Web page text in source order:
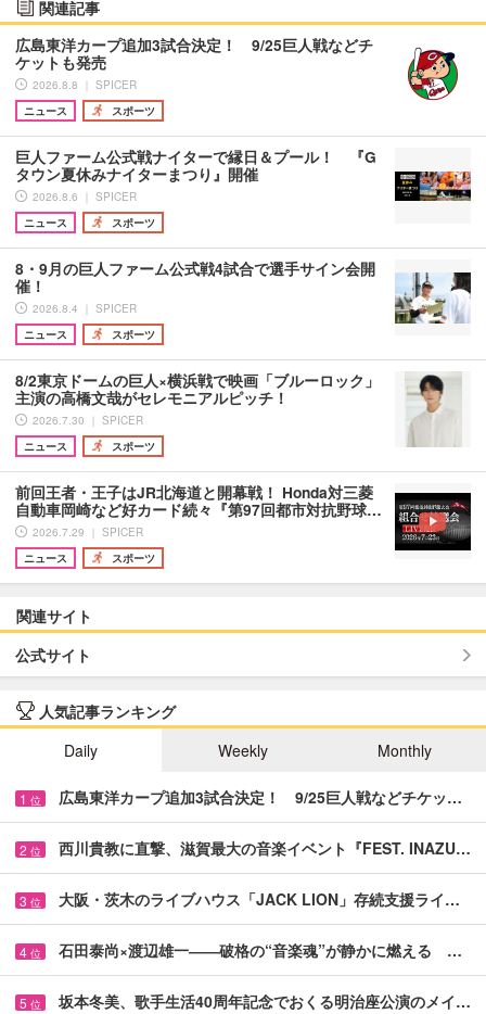
関連記事
広島東洋カープ追加3試合決定！ 9/25巨人戦などチ
ケットも発売
2026.8.8 ｜ SPICER
ニュース
スポーツ
巨人ファーム公式戦ナイターで縁日＆プール！ 『G
タウン夏休みナイターまつり』開催
2026.8.6 ｜ SPICER
ニュース
スポーツ
8・9月の巨人ファーム公式戦4試合で選手サイン会開
催！
2026.8.4 ｜ SPICER
ニュース
スポーツ
8/2東京ドームの巨人×横浜戦で映画「ブルーロック」
主演の高橋文哉がセレモニアルピッチ！
2026.7.30 ｜ SPICER
ニュース
スポーツ
前回王者・王子はJR北海道と開幕戦！ Honda対三菱
自動車岡崎など好カード続々『第97回都市対抗野球…
2026.7.29 ｜ SPICER
ニュース
スポーツ
関連サイト
公式サイト
人気記事ランキング
Daily
Weekly Monthly
1 位 広島東洋カープ追加3試合決定！ 9/25巨人戦などチケッ…
2 位 西川貴教に直撃、滋賀最大の音楽イベント『FEST. INAZU…
3 位 大阪・茨木のライブハウス「JACK LION」存続支援ライ…
4 位 石田泰尚×渡辺雄一――破格の“音楽魂”が静かに燃える …
5 位 坂本冬美、歌手生活40周年記念でおくる明治座公演のメイ…